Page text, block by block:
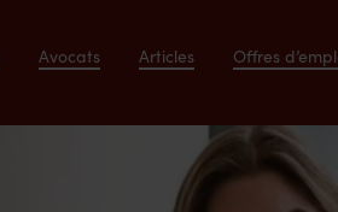
Avocats Articles Offres